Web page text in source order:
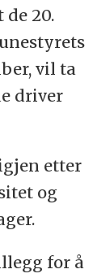
20.
vil ta
driver
etter
og
for å